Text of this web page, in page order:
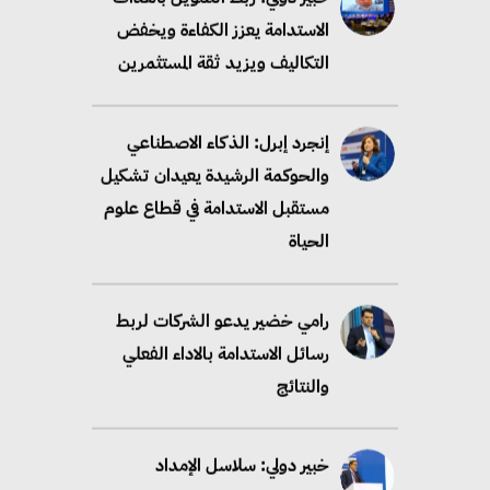
الاستدامة يعزز الكفاءة ويخفض
التكاليف ويزيد ثقة المستثمرين
إنجرد إبرل: الذكاء الاصطناعي
والحوكمة الرشيدة يعيدان تشكيل
مستقبل الاستدامة في قطاع علوم
الحياة
رامي خضير يدعو الشركات لربط
رسائل الاستدامة بالاداء الفعلي
والنتائج
خبير دولي: سلاسل الإمداد